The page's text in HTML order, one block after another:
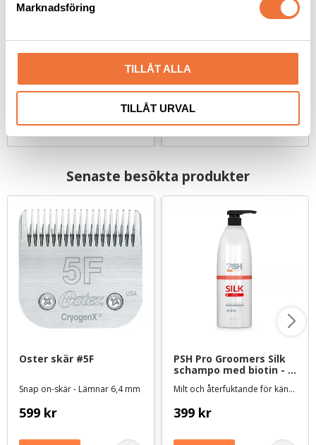
Marknadsföring
TILLÅT ALLA
TILLÅT URVAL
Clean schampo - 300 ml
Djuprengörande för långa pälsar
balsam - 300 ml
Återfuktande på djupet
Senaste besökta produkter
Oster skär #5F
Snap on-skär - Lämnar 6,4 mm
599 kr
PSH Pro Groomers Silk
schampo med biotin - 1
Milt och återfuktande för känslig päls och hud
399 kr